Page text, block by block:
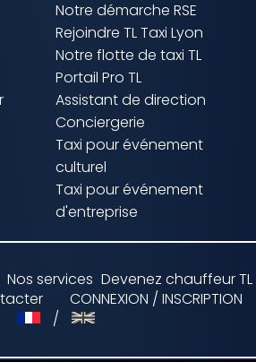
Notre démarche RSE
Rejoindre TL Taxi Lyon
Notre flotte de taxi TL
Portail Pro TL
Assistant de direction
Conciergerie
Taxi pour événement
culturel
Taxi pour événement
d'entreprise
Nos services Devenez chauffeur TL
CONNEXION / INSCRIPTION
/